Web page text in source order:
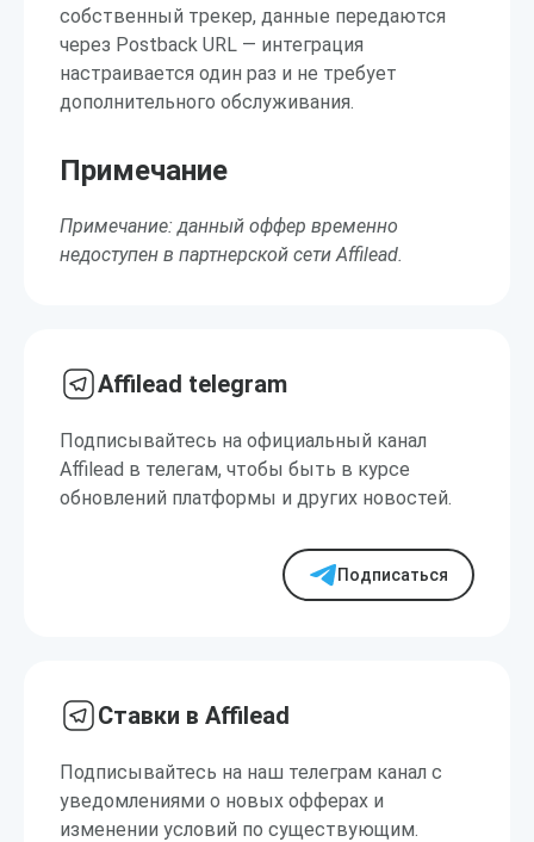
собственный трекер, данные передаются
через Postback URL — интеграция
настраивается один раз и не требует
дополнительного обслуживания.
Примечание
Примечание: данный оффер временно
недоступен в партнерской сети Affilead.
Affilead telegram
Подписывайтесь на официальный канал
Affilead в телегам, чтобы быть в курсе
обновлений платформы и других новостей.
Подписаться
Ставки в Affilead
Подписывайтесь на наш телеграм канал с
уведомлениями о новых офферах и
изменении условий по существующим.